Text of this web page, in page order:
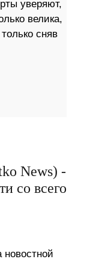
уверяют,
велика,
сняв
News) -
со всего